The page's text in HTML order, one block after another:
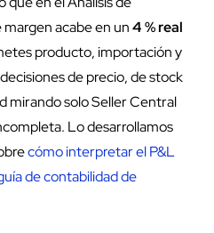
acabe en un4 % real
producto, importación y
de precio, de stock
mirando solo Seller Central
Lo desarrollamos
cómo interpretar el P&L
de contabilidad de